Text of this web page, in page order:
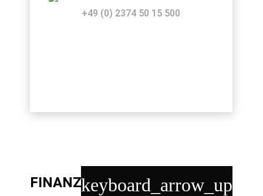
+49 (0) 2374 50 15 500
FINANZABTEILUNG
keyboard_arrow_up